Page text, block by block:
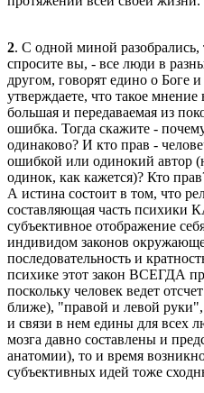
2. С одной миной разобрались,
спросите вы, - все люди в
другом, говорят едино о Боге
утверждаете, что такое
большая и передаваемая из
ошибка. Тогда скажите -
одинаково? И кто прав -
ошибкой или одинокий автор
одинок, как кажется)? Кто
А истина состоит в том, что
составляющая часть
субъективное отображение
индивидом законов
последовательность и
психике этот закон ВСЕГДА
поскольку человек ведет
ближе), "правой и левой руки",
и связи в нем едины для всех
мозга давно составлены и
анатомии), то и время
субъективных идей тоже